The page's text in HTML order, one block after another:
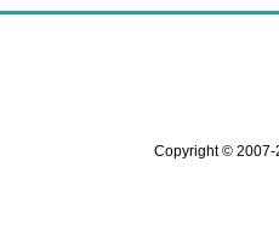
Copyright © 2007-